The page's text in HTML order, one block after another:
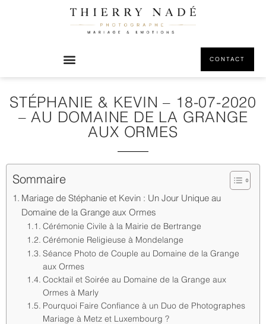
CONTACT
STÉPHANIE & KEVIN – 18-07-2020
– AU DOMAINE DE LA GRANGE
AUX ORMES
Sommaire
Mariage de Stéphanie et Kevin : Un Jour Unique au
Domaine de la Grange aux Ormes
Cérémonie Civile à la Mairie de Bertrange
Cérémonie Religieuse à Mondelange
Séance Photo de Couple au Domaine de la Grange
aux Ormes
Cocktail et Soirée au Domaine de la Grange aux
Ormes à Marly
Pourquoi Faire Confiance à un Duo de Photographes
Mariage à Metz et Luxembourg ?